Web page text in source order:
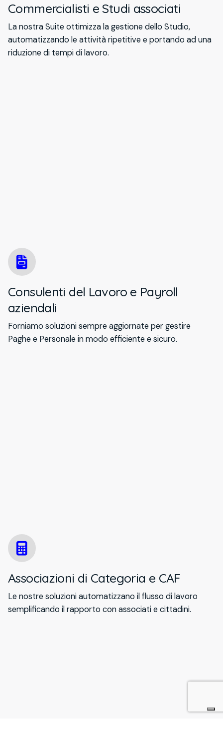
Commercialisti e Studi associati
La nostra Suite ottimizza la gestione dello Studio,
automatizzando le attività ripetitive e portando ad una
riduzione di tempi di lavoro.
Consulenti del Lavoro e Payroll
aziendali
Forniamo soluzioni sempre aggiornate per gestire
Paghe e Personale in modo efficiente e sicuro.
Associazioni di Categoria e CAF
Le nostre soluzioni automatizzano il flusso di lavoro
semplificando il rapporto con associati e cittadini.